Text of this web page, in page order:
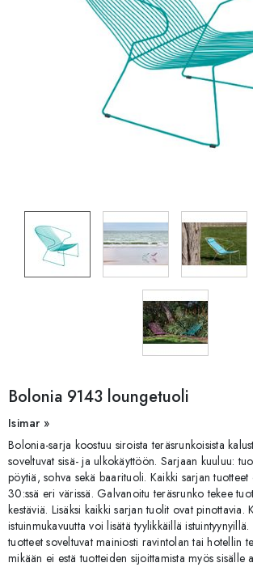
Bolonia 9143 loungetuoli
Isimar »
Bolonia-sarja koostuu siroista teräsrunkoisista
soveltuvat sisä- ja ulkokäyttöön. Sarjaan kuuluu:
pöytiä, sohva sekä baarituoli. Kaikki sarjan tuotteet
30:ssä eri värissä. Galvanoitu teräsrunko tekee
kestäviä. Lisäksi kaikki sarjan tuolit ovat pinottavia.
istuinmukavuutta voi lisätä tyylikkäillä
tuotteet soveltuvat mainiosti ravintolan tai hotellin
mikään ei estä tuotteiden sijoittamista myös sisälle